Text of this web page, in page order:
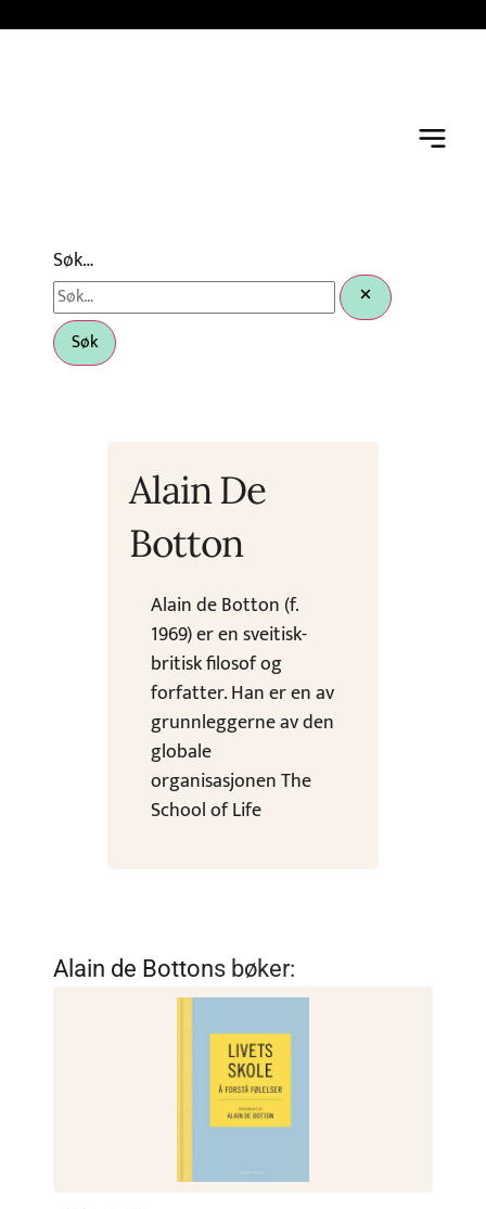
Søk…
Søk
Alain De
Botton
Alain de Botton (f.
1969) er en sveitisk-
britisk filosof og
forfatter. Han er en av
grunnleggerne av den
globale
organisasjonen The
School of Life
Alain de Bottons bøker: